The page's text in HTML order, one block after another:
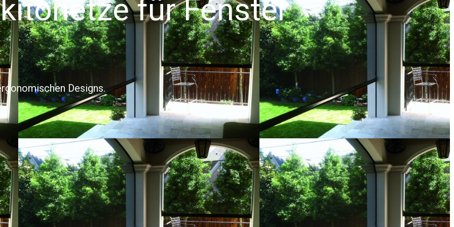
für Fenster
Designs.